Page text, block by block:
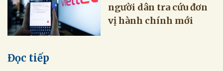
người dân tra cứu đơn
vị hành chính mới
Đọc tiếp